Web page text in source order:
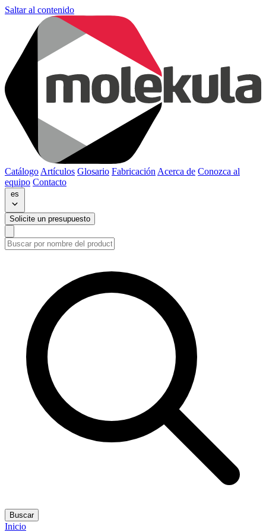
Saltar al contenido
Catálogo Artículos Glosario Fabricación Acerca de Conozca al
equipo Contacto
es
Solicite un presupuesto
Buscar
Inicio